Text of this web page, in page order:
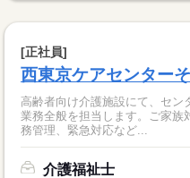
[正社員]
西東京ケアセンター
高齢者向け介護施設にて、セン
業務全般を担当します。ご家族
務管理、緊急対応など...
介護福祉士